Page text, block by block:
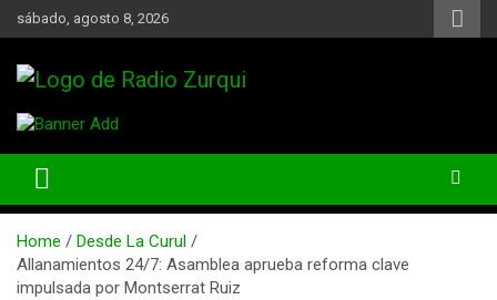
Skip
to
sábado, agosto 8, 2026
Radio Zurqui
Home
Desde La Curul
Allanamientos 24/7: Asamblea aprueba reforma clave
impulsada por Montserrat Ruiz